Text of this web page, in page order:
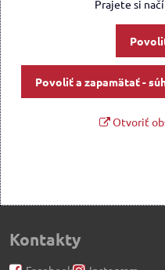
Prajete si
Povoliť a zapamätať -
Otvoriť
Kontakty